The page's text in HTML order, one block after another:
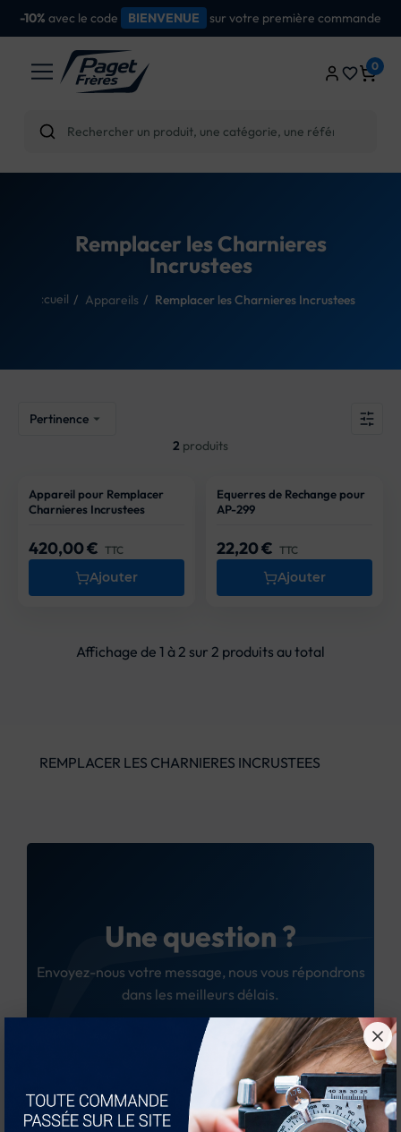
Livraison gratuitedès 100€ d'achat
0
favorite_border
Remplacer les Charnieres
Incrustees
Accueil Appareils Remplacer les Charnieres Incrustees
2 produits
Pertinence 
Appareil pour Remplacer
Charnieres Incrustees
Prix
420,00 € TTC
Ajouter
Equerres de Rechange pour
AP-299
Prix
22,20 € TTC
Ajouter
Affichage de 1 à 2 sur 2 produits au total
REMPLACER LES CHARNIERES INCRUSTEES
Une question ?
Envoyez-nous votre message, nous vous répondrons
dans les meilleurs délais.
Nous contacter